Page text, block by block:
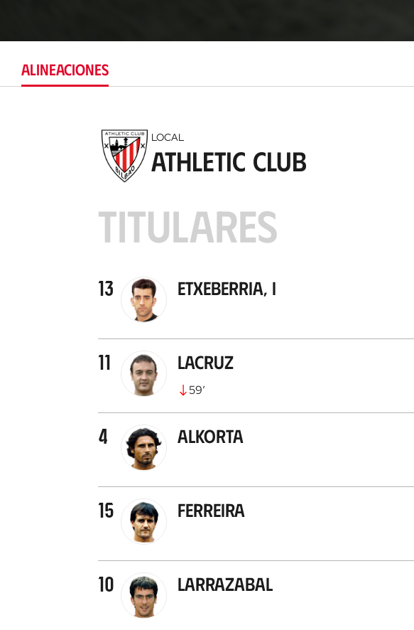
ALINEACIONES
LOCAL
Athletic Club
TITULARES
13 Etxeberria, I
11 Lacruz
59’
4 Alkorta
15 Ferreira
10 Larrazabal